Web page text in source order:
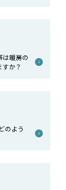
は暖房の
か？
のよう